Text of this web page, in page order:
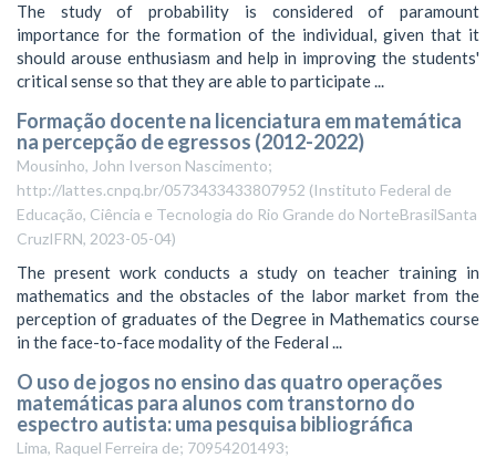
The study of probability is considered of paramount
importance for the formation of the individual, given that it
should arouse enthusiasm and help in improving the students'
critical sense so that they are able to participate ...
Formação docente na licenciatura em matemática
na percepção de egressos (2012-2022)
Mousinho, John Iverson Nascimento;
http://lattes.cnpq.br/0573433433807952 (Instituto Federal de
Educação, Ciência e Tecnologia do Rio Grande do NorteBrasilSanta
CruzIFRN, 2023-05-04)
The present work conducts a study on teacher training in
mathematics and the obstacles of the labor market from the
perception of graduates of the Degree in Mathematics course
in the face-to-face modality of the Federal ...
O uso de jogos no ensino das quatro operações
matemáticas para alunos com transtorno do
espectro autista: uma pesquisa bibliográfica
Lima, Raquel Ferreira de; 70954201493;